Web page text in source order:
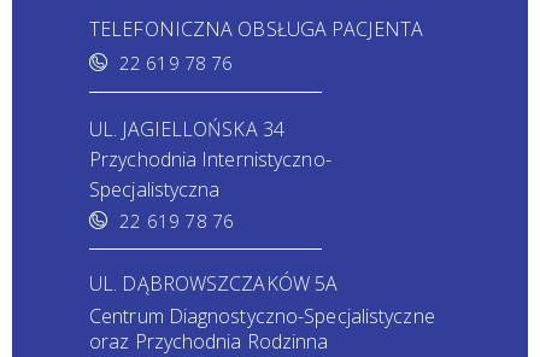
TELEFONICZNA OBSŁUGA PACJENTA
22 619 78 76
UL. JAGIELLOŃSKA 34
Przychodnia Internistyczno-
Specjalistyczna
22 619 78 76
UL. DĄBROWSZCZAKÓW 5A
Centrum Diagnostyczno-Specjalistyczne
oraz Przychodnia Rodzinna